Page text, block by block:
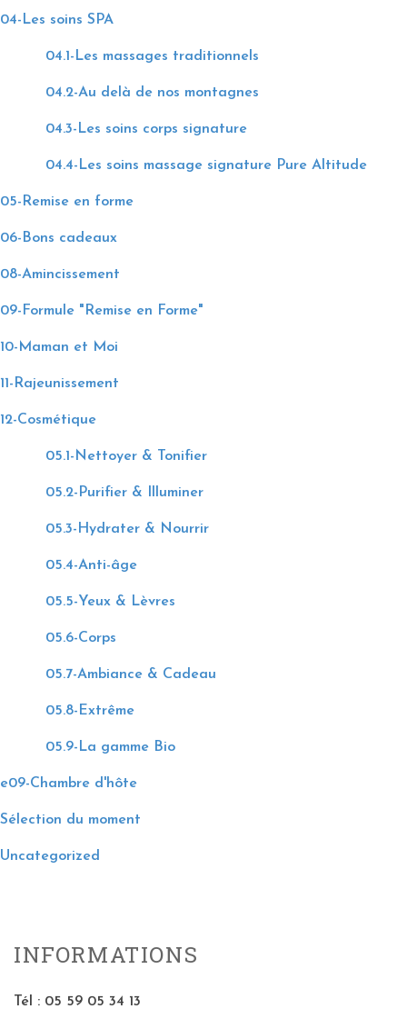
04-Les soins SPA
04.1-Les massages traditionnels
04.2-Au delà de nos montagnes
04.3-Les soins corps signature
04.4-Les soins massage signature Pure Altitude
05-Remise en forme
06-Bons cadeaux
08-Amincissement
09-Formule "Remise en Forme"
10-Maman et Moi
11-Rajeunissement
12-Cosmétique
05.1-Nettoyer & Tonifier
05.2-Purifier & Illuminer
05.3-Hydrater & Nourrir
05.4-Anti-âge
05.5-Yeux & Lèvres
05.6-Corps
05.7-Ambiance & Cadeau
05.8-Extrême
05.9-La gamme Bio
e09-Chambre d'hôte
Sélection du moment
Uncategorized
INFORMATIONS
Tél : 05 59 05 34 13